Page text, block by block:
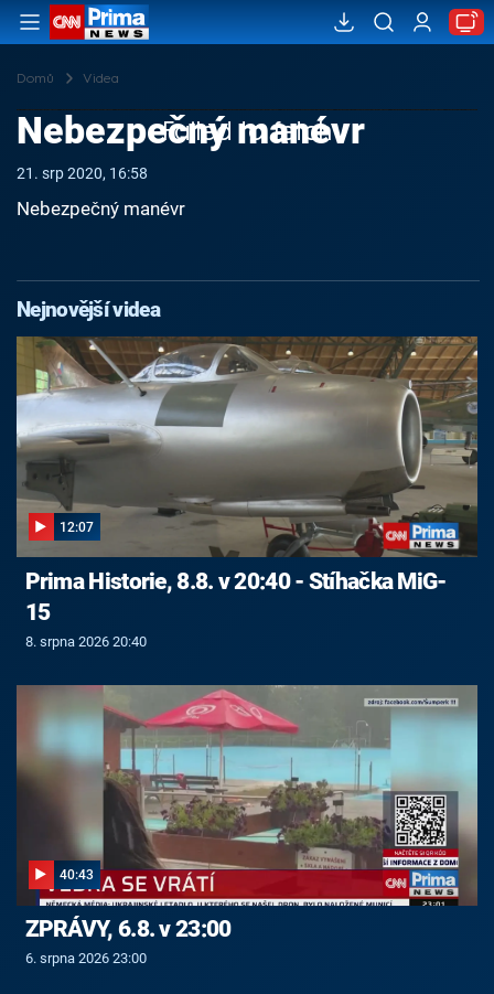
Domů Videa
Failed to fetch
Nebezpečný manévr
21. srp 2020, 16:58
Nebezpečný manévr
Nejnovější videa
12:07
Prima Historie, 8.8. v 20:40 - Stíhačka MiG-
15
8. srpna 2026 20:40
40:43
ZPRÁVY, 6.8. v 23:00
6. srpna 2026 23:00